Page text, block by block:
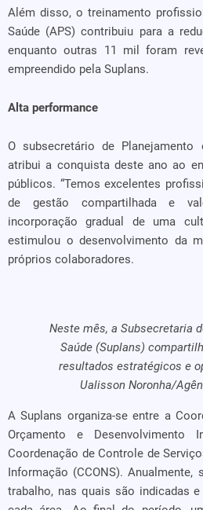
Além disso, o treinamento
Saúde (APS) contribuiu para a
enquanto outras 11 mil foram
empreendido pela Suplans.
Alta performance
O subsecretário de Planejamento
atribui a conquista deste ano ao
públicos. “Temos excelentes
de gestão compartilhada e
incorporação gradual de uma
estimulou o desenvolvimento da
próprios colaboradores.
Neste mês, a Subsecretaria
Saúde (Suplans)
resultados estratégicos e
Ualisson Noronha/
A Suplans organiza-se entre a
Orçamento e Desenvolvimento
Coordenação de Controle de
Informação (CCONS).
trabalho, nas quais são indicadas